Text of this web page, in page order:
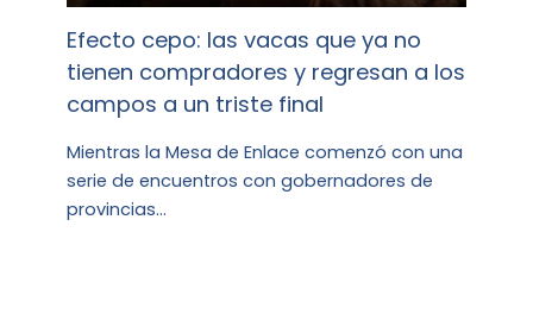
Efecto cepo: las vacas que ya no
tienen compradores y regresan a los
campos a un triste final
Mientras la Mesa de Enlace comenzó con una
serie de encuentros con gobernadores de
provincias…